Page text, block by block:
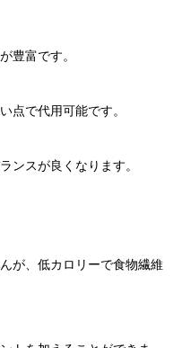
豊富です。
点で代用可能です。
ンスが良くなります。
が、低カロリーで食物繊維